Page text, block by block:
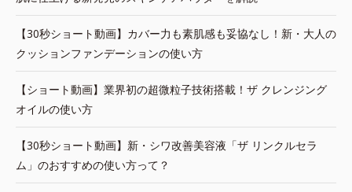
【30秒ショート動画】カバー力も素肌感も妥協なし！新・大人の
クッションファンデーションの使い方
【ショート動画】業界初の超微粒子技術搭載！ザ クレンジング
オイルの使い方
【30秒ショート動画】新・シワ改善美容液「ザ リンクルセラ
ム」のおすすめの使い方って？